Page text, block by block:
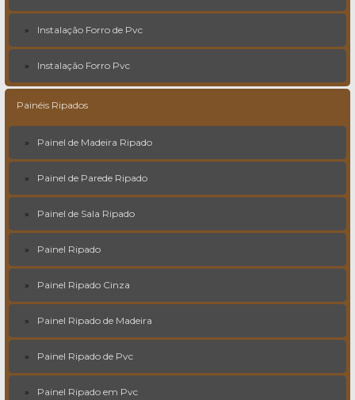
Instalação Forro de Pvc
Instalação Forro Pvc
Painéis Ripados
Painel de Madeira Ripado
Painel de Parede Ripado
Painel de Sala Ripado
Painel Ripado
Painel Ripado Cinza
Painel Ripado de Madeira
Painel Ripado de Pvc
Painel Ripado em Pvc